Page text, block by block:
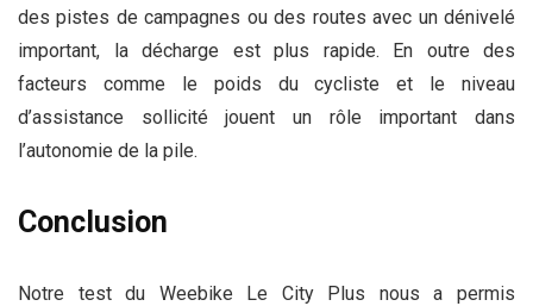
des pistes de campagnes ou des routes avec un dénivelé
important, la décharge est plus rapide. En outre des
facteurs comme le poids du cycliste et le niveau
d’assistance sollicité jouent un rôle important dans
l’autonomie de la pile.
Conclusion
Notre test du Weebike Le City Plus nous a permis